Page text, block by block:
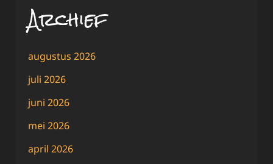
Archief
augustus 2026
juli 2026
juni 2026
mei 2026
april 2026